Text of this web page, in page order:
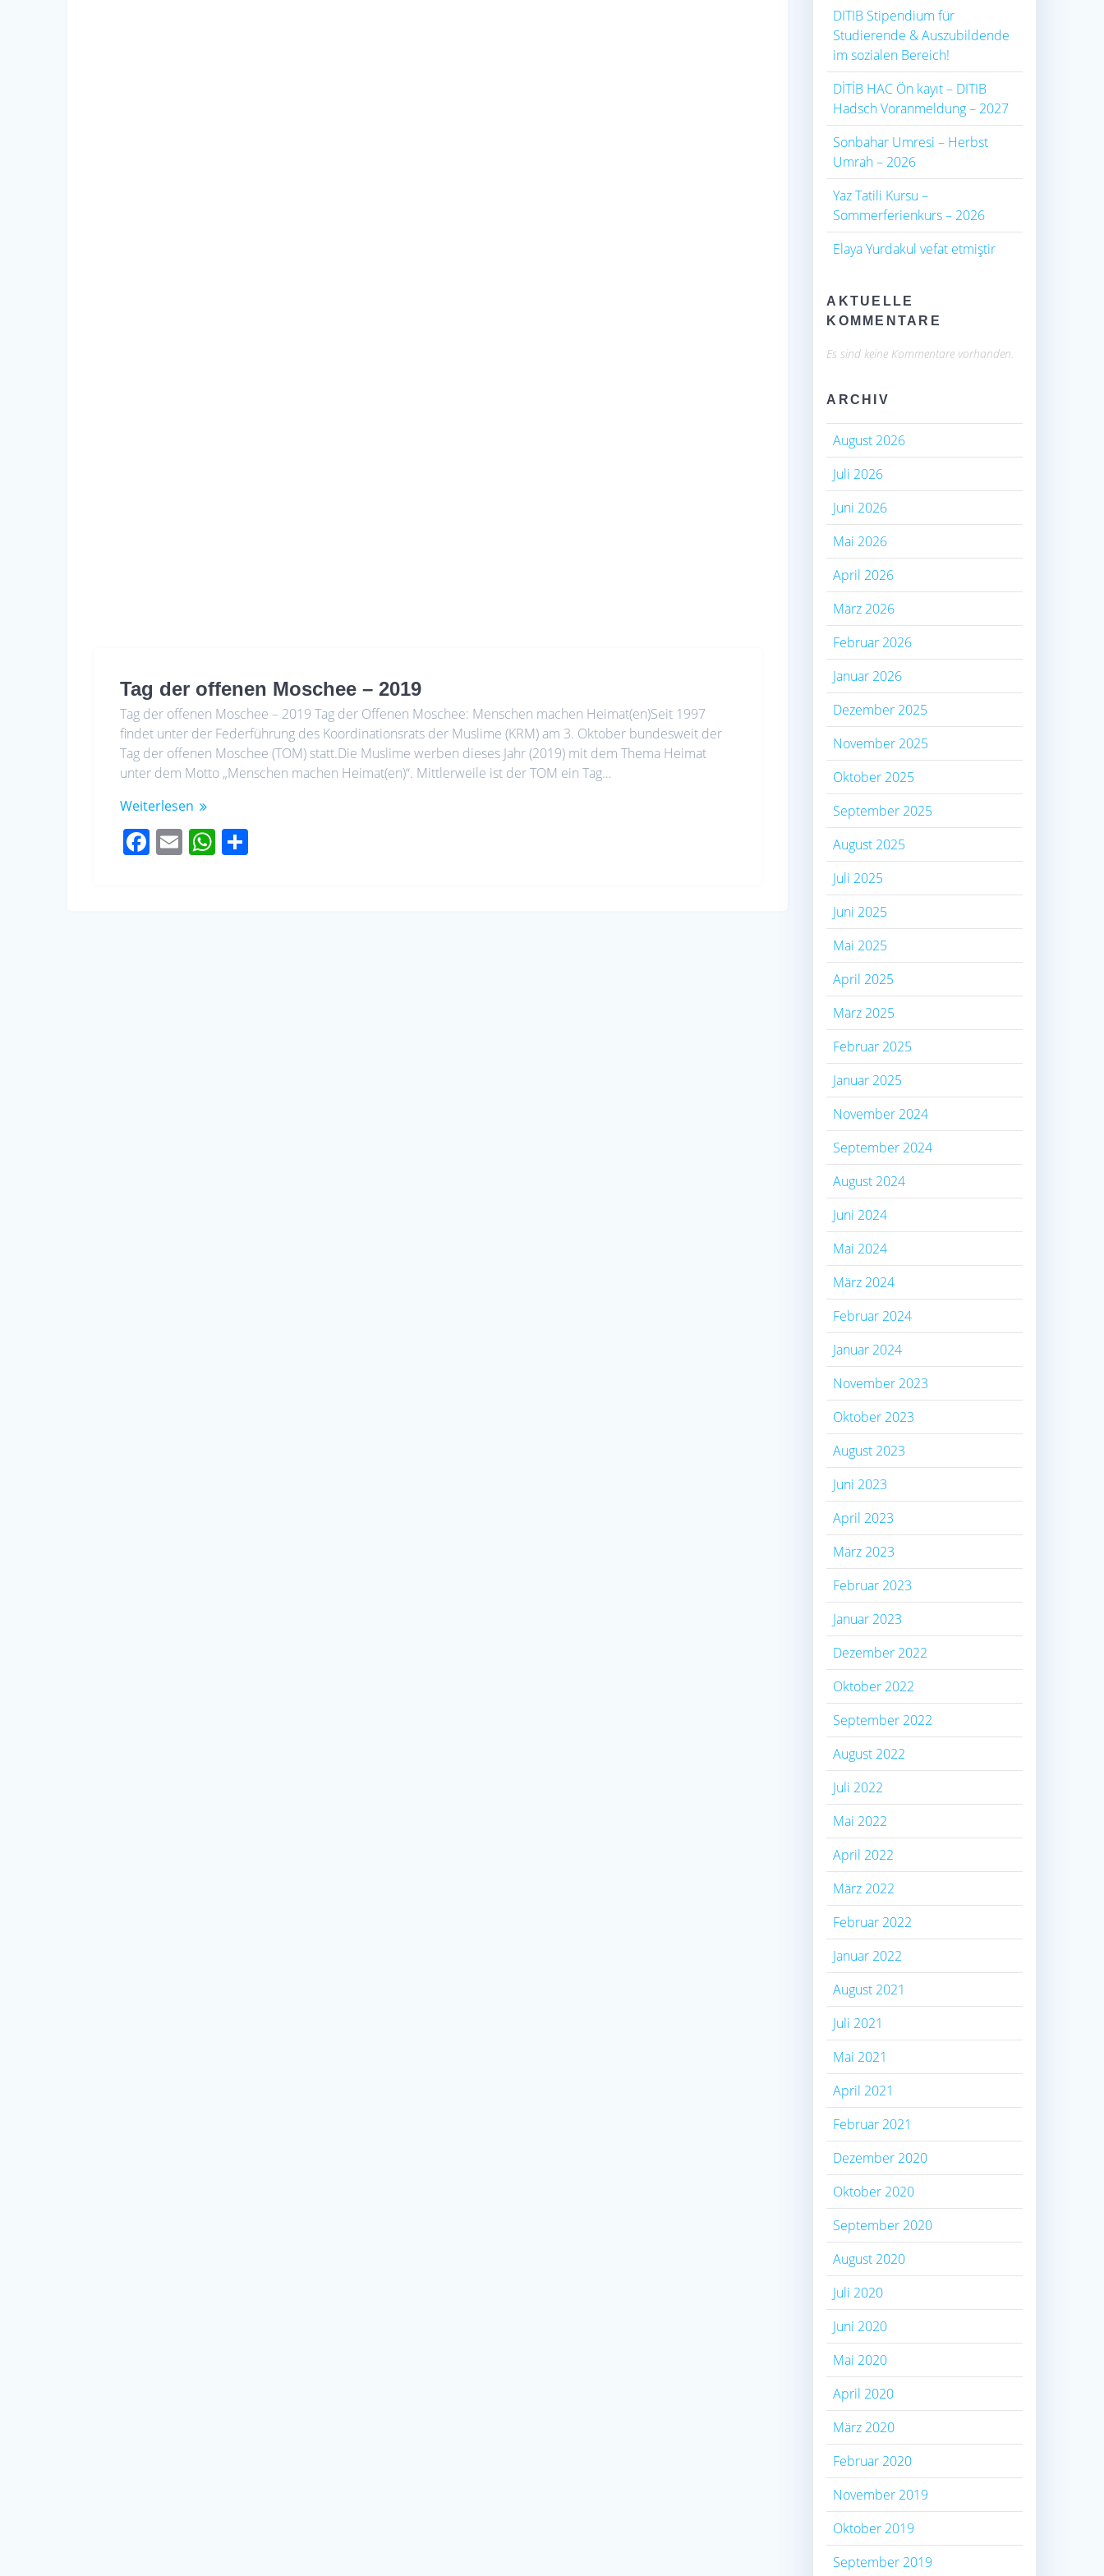
Tag der offenen Moschee – 2019
Tag der offenen Moschee – 2019 Tag der Offenen Moschee: Menschen machen Heimat(en)Seit 1997
findet unter der Federführung des Koordinationsrats der Muslime (KRM) am 3. Oktober bundesweit der
Tag der offenen Moschee (TOM) statt.Die Muslime werben dieses Jahr (2019) mit dem Thema Heimat
unter dem Motto „Menschen machen Heimat(en)“. Mittlerweile ist der TOM ein Tag…
Weiterlesen
F E W
DITIB Stipendium für
Studierende & Auszubildende
im sozialen Bereich!
DİTİB HAC Ön kayıt – DITIB
Hadsch Voranmeldung – 2027
Sonbahar Umresi – Herbst
Umrah – 2026
Yaz Tatili Kursu –
Sommerferienkurs – 2026
Elaya Yurdakul vefat etmiştir
AKTUELLE
KOMMENTARE
Es sind keine Kommentare vorhanden.
ARCHIV
August 2026
Juli 2026
Juni 2026
Mai 2026
April 2026
März 2026
Februar 2026
Januar 2026
Dezember 2025
November 2025
Oktober 2025
September 2025
August 2025
Juli 2025
Juni 2025
Mai 2025
April 2025
März 2025
Februar 2025
Januar 2025
November 2024
September 2024
August 2024
Juni 2024
Mai 2024
März 2024
Februar 2024
Januar 2024
November 2023
Oktober 2023
August 2023
Juni 2023
April 2023
März 2023
Februar 2023
Januar 2023
Dezember 2022
Oktober 2022
September 2022
August 2022
Juli 2022
Mai 2022
April 2022
März 2022
Februar 2022
Januar 2022
August 2021
Juli 2021
Mai 2021
April 2021
Februar 2021
Dezember 2020
Oktober 2020
September 2020
August 2020
Juli 2020
Juni 2020
Mai 2020
April 2020
März 2020
Februar 2020
November 2019
Oktober 2019
September 2019